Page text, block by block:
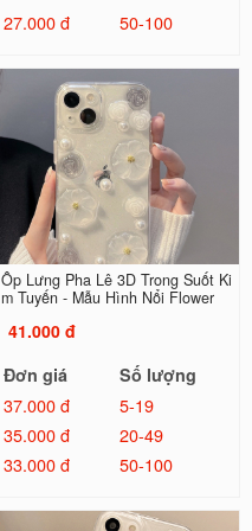
27.000 đ
50-100
Ốp Lưng Pha Lê 3D Trong Suốt Ki
m Tuyến - Mẫu Hình Nổi Flower
41.000 đ
Đơn giá
Số lượng
37.000 đ
5-19
35.000 đ
20-49
33.000 đ
50-100